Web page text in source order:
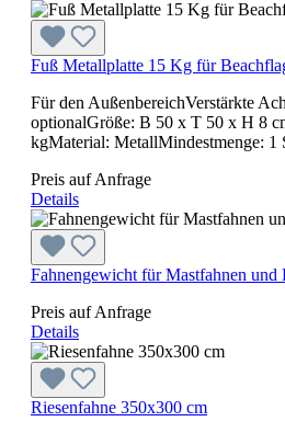
Fuß Metallplatte 15 Kg für
Für den AußenbereichVerstärkte
optionalGröße: B 50 x T 50 x H 8
kgMaterial: MetallMindestmenge: 1
Preis auf Anfrage
Details
Fahnengewicht für Mastfahnen und
Preis auf Anfrage
Details
Riesenfahne 350x300 cm